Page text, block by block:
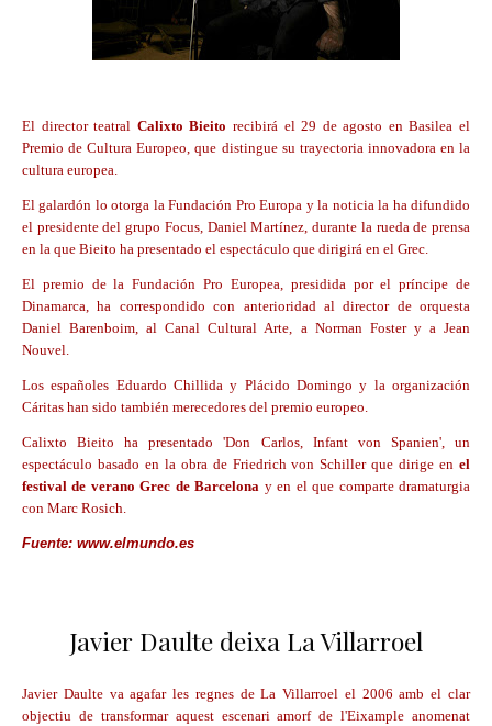
El director teatral Calixto Bieito recibirá el 29 de agosto en Basilea el
Premio de Cultura Europeo, que distingue su trayectoria innovadora en la
cultura europea.
El galardón lo otorga la Fundación Pro Europa y la noticia la ha difundido
el presidente del grupo Focus, Daniel Martínez, durante la rueda de prensa
en la que Bieito ha presentado el espectáculo que dirigirá en el Grec.
El premio de la Fundación Pro Europea, presidida por el príncipe de
Dinamarca, ha correspondido con anterioridad al director de orquesta
Daniel Barenboim, al Canal Cultural Arte, a Norman Foster y a Jean
Nouvel.
Los españoles Eduardo Chillida y Plácido Domingo y la organización
Cáritas han sido también merecedores del premio europeo.
Calixto Bieito ha presentado 'Don Carlos, Infant von Spanien', un
espectáculo basado en la obra de Friedrich von Schiller que dirige en el
festival de verano Grec de Barcelona y en el que comparte dramaturgia
con Marc Rosich.
Fuente: www.elmundo.es
Javier Daulte deixa La Villarroel
Javier Daulte va agafar les regnes de La Villarroel el 2006 amb el clar
objectiu de transformar aquest escenari amorf de l'Eixample anomenat